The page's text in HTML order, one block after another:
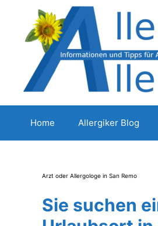
springen
Home Allergiker Blog
Arzt oder Allergologe in San Remo
Sie suchen